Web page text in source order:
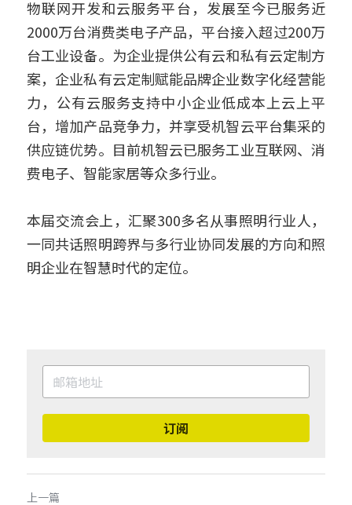
物联网开发和云服务平台，发展至今已服务近
2000万台消费类电子产品，平台接入超过200万
台工业设备。为企业提供公有云和私有云定制方
案，企业私有云定制赋能品牌企业数字化经营能
力，公有云服务支持中小企业低成本上云上平
台，增加产品竞争力，并享受机智云平台集采的
供应链优势。目前机智云已服务工业互联网、消
费电子、智能家居等众多行业。
本届交流会上，汇聚300多名从事照明行业人，
一同共话照明跨界与多行业协同发展的方向和照
明企业在智慧时代的定位。
订阅
上一篇